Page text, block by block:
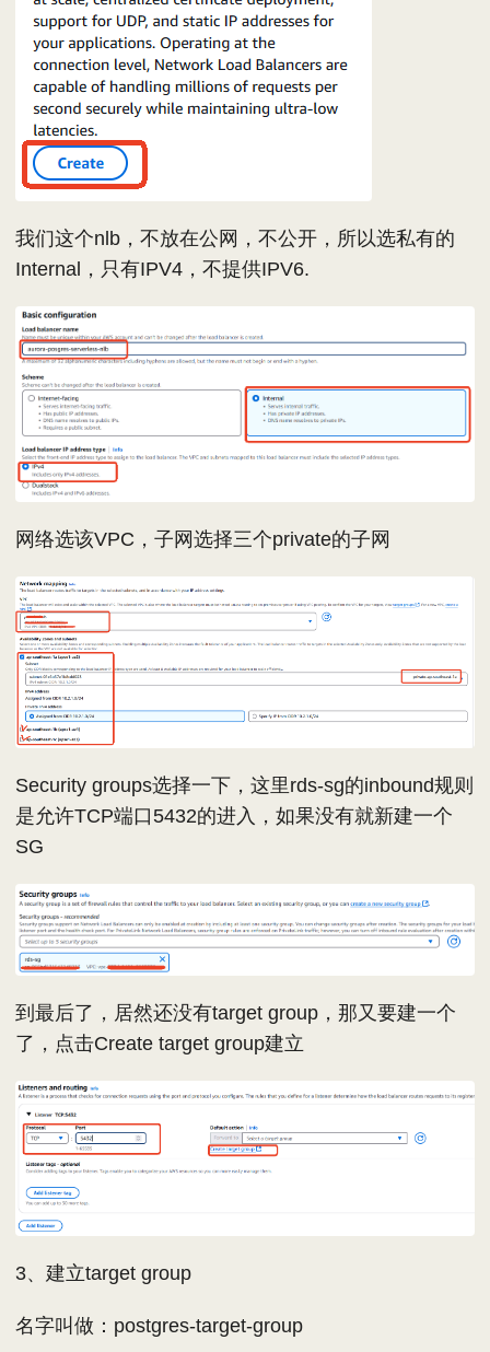
我们这个nlb，不放在公网，不公开，所以选私有的
Internal，只有IPV4，不提供IPV6.
网络选该VPC，子网选择三个private的子网
Security groups选择一下，这里rds-sg的inbound规则
是允许TCP端口5432的进入，如果没有就新建一个
SG
到最后了，居然还没有target group，那又要建一个
了，点击Create target group建立
3、建立target group
名字叫做：postgres-target-group